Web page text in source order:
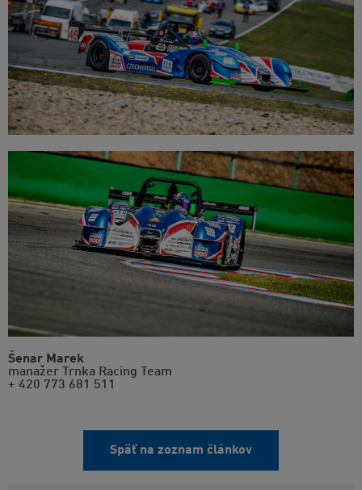
Šenar Marek
manažer Trnka Racing Team
+ 420 773 681 511
Späť na zoznam článkov